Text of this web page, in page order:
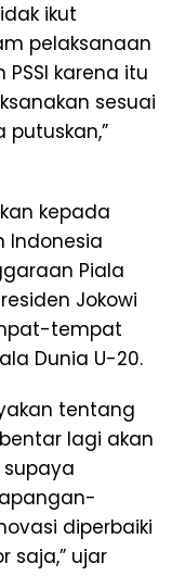
ikut
pelaksanaan
karena itu
sesuai
kepada
Indonesia
Piala
Jokowi
tempat
Dunia U-20.
tentang
lagi akan
supaya
diperbaiki
saja,” ujar